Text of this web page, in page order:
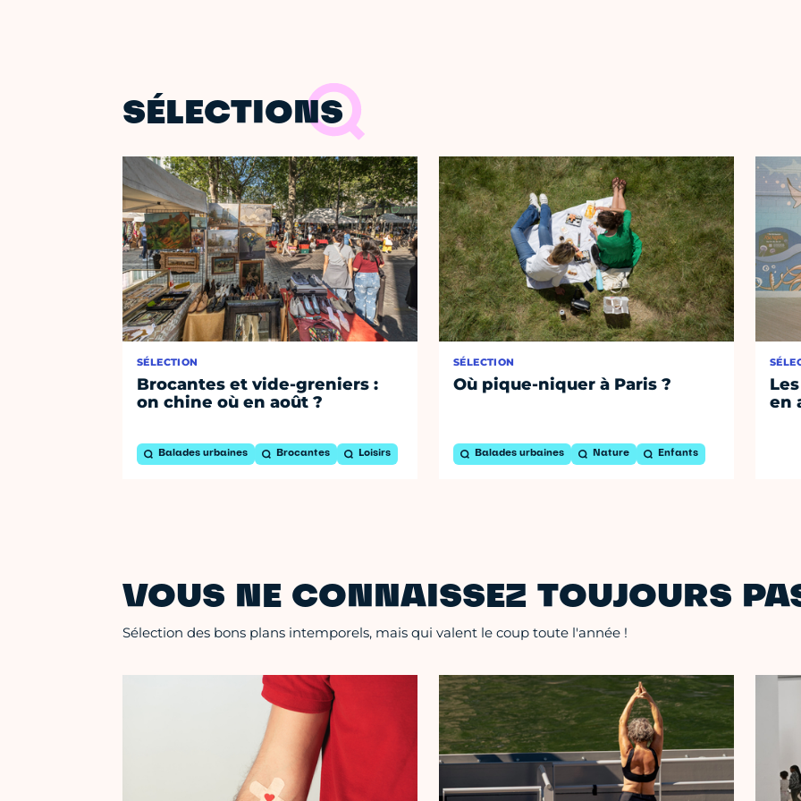
SÉLECTIONS
SÉLECTION
Brocantes et vide-greniers :
on chine où en août ?
Balades urbaines Brocantes Loisirs
SÉLECTION
Où pique-niquer à Paris ?
Balades urbaines Nature Enfants
en
VOUS NE CONNAISSEZ TOUJOURS
Sélection des bons plans intemporels, mais qui valent le coup toute l'année !